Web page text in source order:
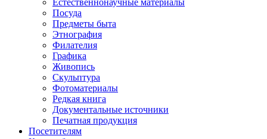
Естественнонаучные материалы
Посуда
Предметы быта
Этнография
Филателия
Графика
Живопись
Скульптура
Фотоматериалы
Редкая книга
Документальные источники
Печатная продукция
Посетителям